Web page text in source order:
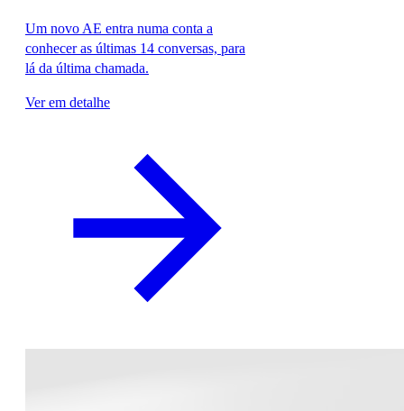
Um novo AE entra numa conta a
conhecer as últimas 14 conversas, para
lá da última chamada.
Ver em detalhe